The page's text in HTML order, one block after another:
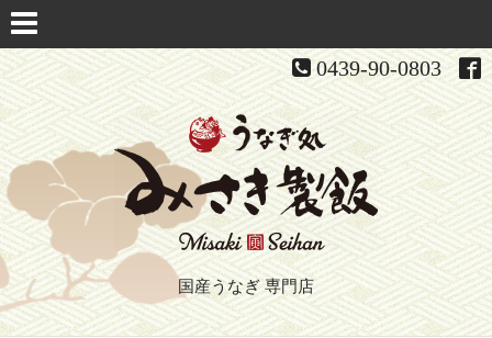
0439-90-0803
国産うなぎ 専門店